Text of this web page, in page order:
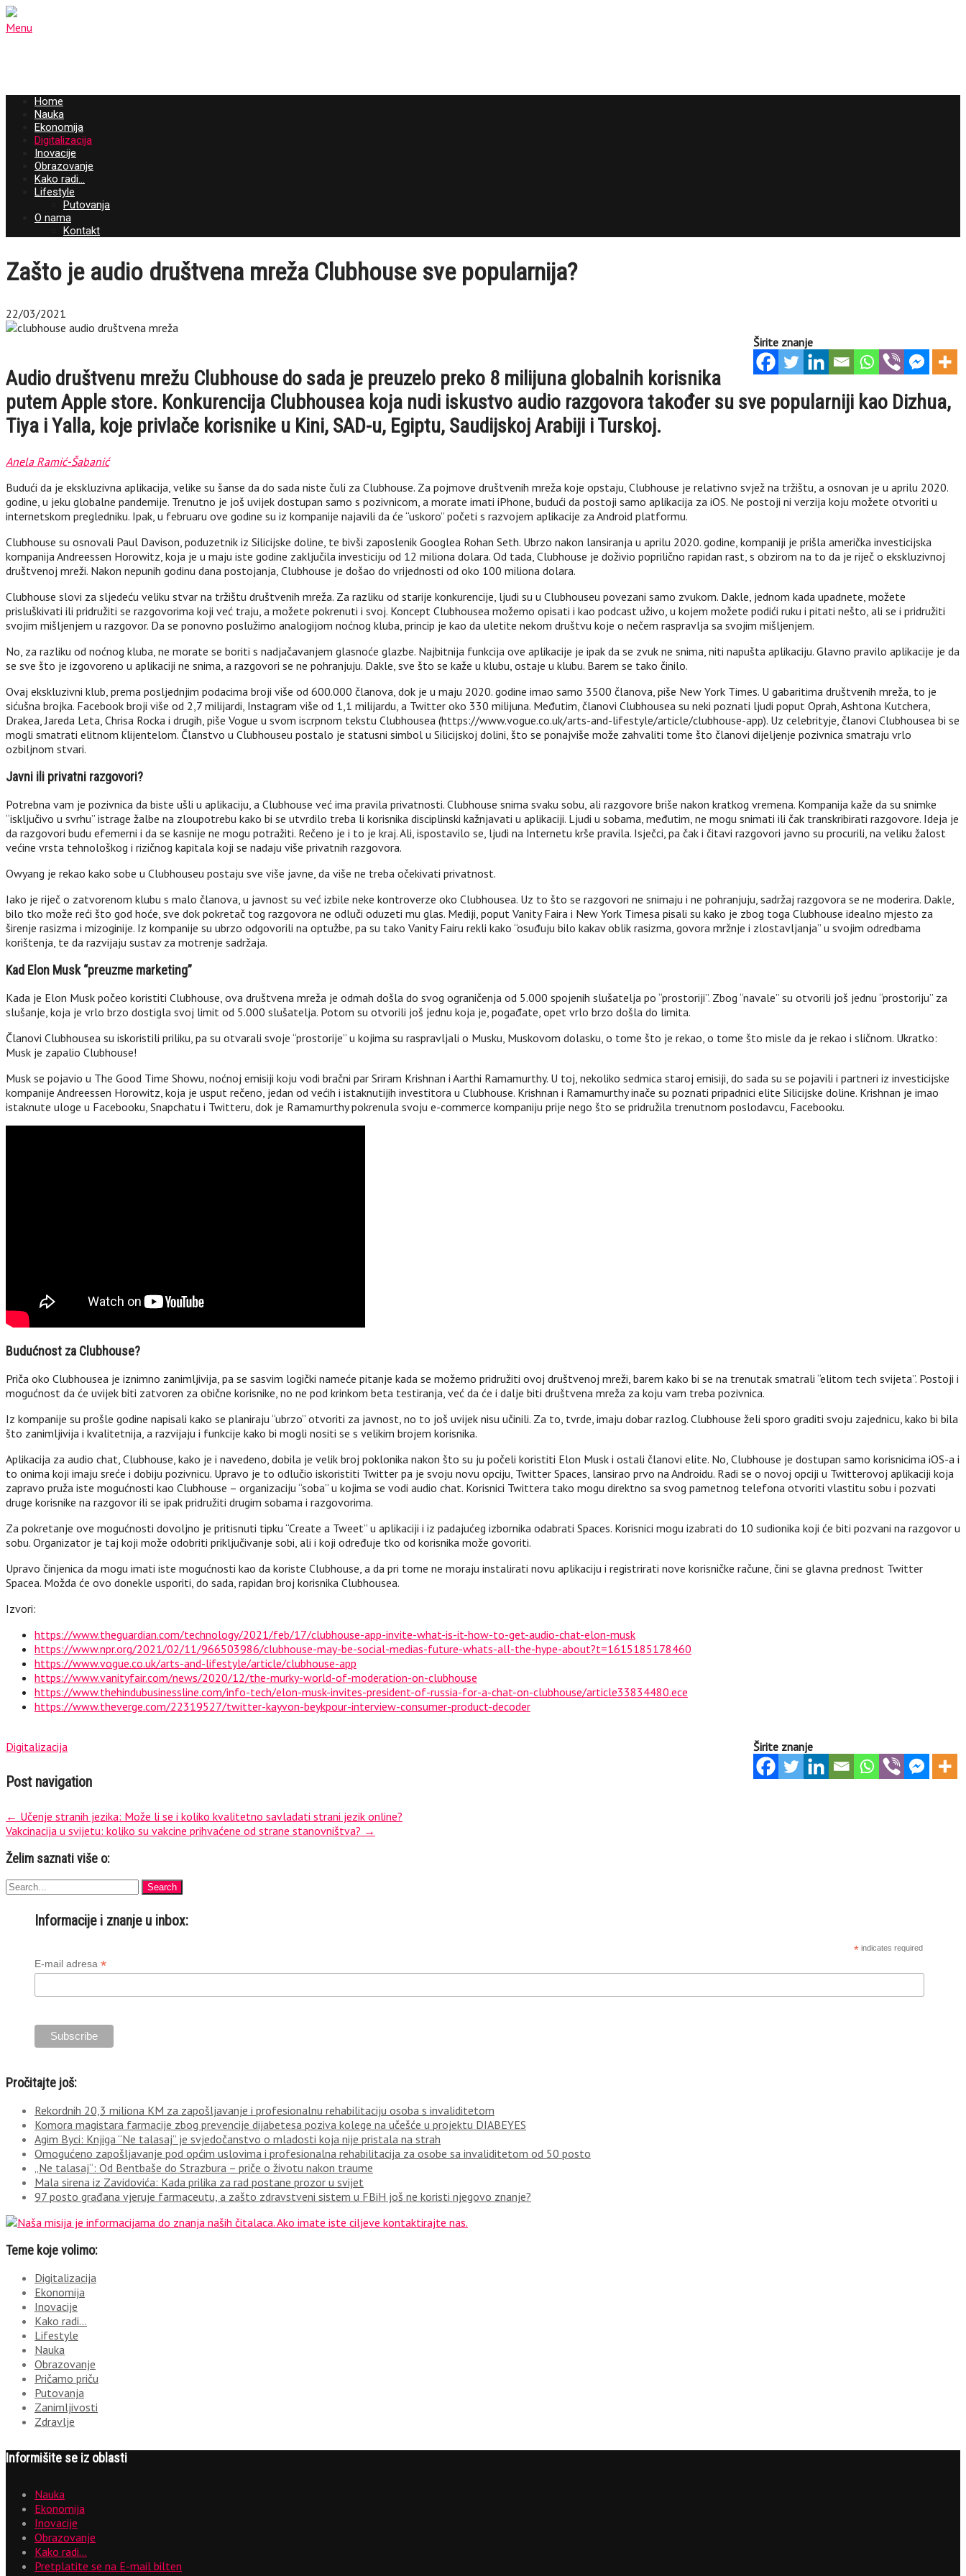
Menu
Home
Nauka
Ekonomija
Digitalizacija
Inovacije
Obrazovanje
Kako radi…
Lifestyle
Putovanja
O nama
Kontakt
Zašto je audio društvena mreža Clubhouse sve popularnija?
22/03/2021
Širite znanje
Audio društvenu mrežu Clubhouse do sada je preuzelo preko 8 milijuna globalnih korisnika
putem Apple store. Konkurencija Clubhousea koja nudi iskustvo audio razgovora također su sve popularniji kao Dizhua,
Tiya i Yalla, koje privlače korisnike u Kini, SAD-u, Egiptu, Saudijskoj Arabiji i Turskoj.
Anela Ramić-Šabanić
Budući da je ekskluzivna aplikacija, velike su šanse da do sada niste čuli za Clubhouse. Za pojmove društvenih mreža koje opstaju, Clubhouse je relativno svjež na tržištu, a osnovan je u aprilu 2020.
godine, u jeku globalne pandemije. Trenutno je još uvijek dostupan samo s pozivnicom, a morate imati iPhone, budući da postoji samo aplikacija za iOS. Ne postoji ni verzija koju možete otvoriti u
internetskom pregledniku. Ipak, u februaru ove godine su iz kompanije najavili da će “uskoro” početi s razvojem aplikacije za Android platformu.
Clubhouse su osnovali Paul Davison, poduzetnik iz Silicijske doline, te bivši zaposlenik Googlea Rohan Seth. Ubrzo nakon lansiranja u aprilu 2020. godine, kompaniji je prišla američka investicijska
kompanija Andreessen Horowitz, koja je u maju iste godine zaključila investiciju od 12 miliona dolara. Od tada, Clubhouse je doživio poprilično rapidan rast, s obzirom na to da je riječ o ekskluzivnoj
društvenoj mreži. Nakon nepunih godinu dana postojanja, Clubhouse je došao do vrijednosti od oko 100 miliona dolara.
Clubhouse slovi za sljedeću veliku stvar na tržištu društvenih mreža. Za razliku od starije konkurencije, ljudi su u Clubhouseu povezani samo zvukom. Dakle, jednom kada upadnete, možete
prisluškivati ili pridružiti se razgovorima koji već traju, a možete pokrenuti i svoj. Koncept Clubhousea možemo opisati i kao podcast uživo, u kojem možete podići ruku i pitati nešto, ali se i pridružiti
svojim mišljenjem u razgovor. Da se ponovno poslužimo analogijom noćnog kluba, princip je kao da uletite nekom društvu koje o nečem raspravlja sa svojim mišljenjem.
No, za razliku od noćnog kluba, ne morate se boriti s nadjačavanjem glasnoće glazbe. Najbitnija funkcija ove aplikacije je ipak da se zvuk ne snima, niti napušta aplikaciju. Glavno pravilo aplikacije je da
se sve što je izgovoreno u aplikaciji ne snima, a razgovori se ne pohranjuju. Dakle, sve što se kaže u klubu, ostaje u klubu. Barem se tako činilo.
Ovaj ekskluzivni klub, prema posljednjim podacima broji više od 600.000 članova, dok je u maju 2020. godine imao samo 3500 članova, piše New York Times. U gabaritima društvenih mreža, to je
sićušna brojka. Facebook broji više od 2,7 milijardi, Instagram više od 1,1 milijardu, a Twitter oko 330 milijuna. Međutim, članovi Clubhousea su neki poznati ljudi poput Oprah, Ashtona Kutchera,
Drakea, Jareda Leta, Chrisa Rocka i drugih, piše Vogue u svom iscrpnom tekstu Clubhousea (https://www.vogue.co.uk/arts-and-lifestyle/article/clubhouse-app). Uz celebrityje, članovi Clubhousea bi se
mogli smatrati elitnom klijentelom. Članstvo u Clubhouseu postalo je statusni simbol u Silicijskoj dolini, što se ponajviše može zahvaliti tome što članovi dijeljenje pozivnica smatraju vrlo
ozbiljnom stvari.
Javni ili privatni razgovori?
Potrebna vam je pozivnica da biste ušli u aplikaciju, a Clubhouse već ima pravila privatnosti. Clubhouse snima svaku sobu, ali razgovore briše nakon kratkog vremena. Kompanija kaže da su snimke
“isključivo u svrhu” istrage žalbe na zloupotrebu kako bi se utvrdilo treba li korisnika disciplinski kažnjavati u aplikaciji. Ljudi u sobama, međutim, ne mogu snimati ili čak transkribirati razgovore. Ideja je
da razgovori budu efemerni i da se kasnije ne mogu potražiti. Rečeno je i to je kraj. Ali, ispostavilo se, ljudi na Internetu krše pravila. Isječci, pa čak i čitavi razgovori javno su procurili, na veliku žalost
većine vrsta tehnološkog i rizičnog kapitala koji se nadaju više privatnih razgovora.
Owyang je rekao kako sobe u Clubhouseu postaju sve više javne, da više ne treba očekivati ​​privatnost.
Iako je riječ o zatvorenom klubu s malo članova, u javnost su već izbile neke kontroverze oko Clubhousea. Uz to što se razgovori ne snimaju i ne pohranjuju, sadržaj razgovora se ne moderira. Dakle,
bilo tko može reći što god hoće, sve dok pokretač tog razgovora ne odluči oduzeti mu glas. Mediji, poput Vanity Faira i New York Timesa pisali su kako je zbog toga Clubhouse idealno mjesto za
širenje rasizma i mizoginije. Iz kompanije su ubrzo odgovorili na optužbe, pa su tako Vanity Fairu rekli kako “osuđuju bilo kakav oblik rasizma, govora mržnje i zlostavljanja” u svojim odredbama
korištenja, te da razvijaju sustav za motrenje sadržaja.
Kad Elon Musk “preuzme marketing”
Kada je Elon Musk počeo koristiti Clubhouse, ova društvena mreža je odmah došla do svog ograničenja od 5.000 spojenih slušatelja po “prostoriji”. Zbog “navale” su otvorili još jednu “prostoriju” za
slušanje, koja je vrlo brzo dostigla svoj limit od 5.000 slušatelja. Potom su otvorili još jednu koja je, pogađate, opet vrlo brzo došla do limita.
Članovi Clubhousea su iskoristili priliku, pa su otvarali svoje “prostorije” u kojima su raspravljali o Musku, Muskovom dolasku, o tome što je rekao, o tome što misle da je rekao i sličnom. Ukratko:
Musk je zapalio Clubhouse!
Musk se pojavio u The Good Time Showu, noćnoj emisiji koju vodi bračni par Sriram Krishnan i Aarthi Ramamurthy. U toj, nekoliko sedmica staroj emisiji, do sada su se pojavili i partneri iz investicijske
kompanije Andreessen Horowitz, koja je usput rečeno, jedan od većih i istaknutijih investitora u Clubhouse. Krishnan i Ramamurthy inače su poznati pripadnici elite Silicijske doline. Krishnan je imao
istaknute uloge u Facebooku, Snapchatu i Twitteru, dok je Ramamurthy pokrenula svoju e-commerce kompaniju prije nego što se pridružila trenutnom poslodavcu, Facebooku.
Budućnost za Clubhouse?
Priča oko Clubhousea je iznimno zanimljivija, pa se sasvim logički nameće pitanje kada se možemo pridružiti ovoj društvenoj mreži, barem kako bi se na trenutak smatrali “elitom tech svijeta”. Postoji i
mogućnost da će uvijek biti zatvoren za obične korisnike, no ne pod krinkom beta testiranja, već da će i dalje biti društvena mreža za koju vam treba pozivnica.
Iz kompanije su prošle godine napisali kako se planiraju “ubrzo” otvoriti za javnost, no to još uvijek nisu učinili. Za to, tvrde, imaju dobar razlog. Clubhouse želi sporo graditi svoju zajednicu, kako bi bila
što zanimljivija i kvalitetnija, a razvijaju i funkcije kako bi mogli nositi se s velikim brojem korisnika.
Aplikacija za audio chat, Clubhouse, kako je i navedeno, dobila je velik broj poklonika nakon što su ju počeli koristiti Elon Musk i ostali članovi elite. No, Clubhouse je dostupan samo korisnicima iOS-a i
to onima koji imaju sreće i dobiju pozivnicu. Upravo je to odlučio iskoristiti Twitter pa je svoju novu opciju, Twitter Spaces, lansirao prvo na Androidu. Radi se o novoj opciji u Twitterovoj aplikaciji koja
zapravo pruža iste mogućnosti kao Clubhouse – organizaciju “soba” u kojima se vodi audio chat. Korisnici Twittera tako mogu direktno sa svog pametnog telefona otvoriti vlastitu sobu i pozvati
druge korisnike na razgovor ili se ipak pridružiti drugim sobama i razgovorima.
Za pokretanje ove mogućnosti dovoljno je pritisnuti tipku “Create a Tweet” u aplikaciji i iz padajućeg izbornika odabrati Spaces. Korisnici mogu izabrati do 10 sudionika koji će biti pozvani na razgovor u
sobu. Organizator je taj koji može odobriti priključivanje sobi, ali i koji određuje tko od korisnika može govoriti.
Upravo činjenica da mogu imati iste mogućnosti kao da koriste Clubhouse, a da pri tome ne moraju instalirati novu aplikaciju i registrirati nove korisničke račune, čini se glavna prednost Twitter
Spacea. Možda će ovo donekle usporiti, do sada, rapidan broj korisnika Clubhousea.
Izvori:
https://www.theguardian.com/technology/2021/feb/17/clubhouse-app-invite-what-is-it-how-to-get-audio-chat-elon-musk
https://www.npr.org/2021/02/11/966503986/clubhouse-may-be-social-medias-future-whats-all-the-hype-about?t=1615185178460
https://www.vogue.co.uk/arts-and-lifestyle/article/clubhouse-app
https://www.vanityfair.com/news/2020/12/the-murky-world-of-moderation-on-clubhouse
https://www.thehindubusinessline.com/info-tech/elon-musk-invites-president-of-russia-for-a-chat-on-clubhouse/article33834480.ece
https://www.theverge.com/22319527/twitter-kayvon-beykpour-interview-consumer-product-decoder
Širite znanje
Digitalizacija
Post navigation
← Učenje stranih jezika: Može li se i koliko kvalitetno savladati strani jezik online?
Vakcinacija u svijetu: koliko su vakcine prihvaćene od strane stanovništva? →
Želim saznati više o:
Informacije i znanje u inbox:
* indicates required
E-mail adresa *
Pročitajte još:
Rekordnih 20,3 miliona KM za zapošljavanje i profesionalnu rehabilitaciju osoba s invaliditetom
Komora magistara farmacije zbog prevencije dijabetesa poziva kolege na učešće u projektu DIABEYES
Agim Byci: Knjiga “Ne talasaj” je svjedočanstvo o mladosti koja nije pristala na strah
Omogućeno zapošljavanje pod općim uslovima i profesionalna rehabilitacija za osobe sa invaliditetom od 50 posto
„Ne talasaj“: Od Bentbaše do Strazbura – priče o životu nakon traume
Mala sirena iz Zavidovića: Kada prilika za rad postane prozor u svijet
97 posto građana vjeruje farmaceutu, a zašto zdravstveni sistem u FBiH još ne koristi njegovo znanje?
Teme koje volimo:
Digitalizacija
Ekonomija
Inovacije
Kako radi…
Lifestyle
Nauka
Obrazovanje
Pričamo priču
Putovanja
Zanimljivosti
Zdravlje
Informišite se iz oblasti
Nauka
Ekonomija
Inovacije
Obrazovanje
Kako radi…
Pretplatite se na E-mail bilten